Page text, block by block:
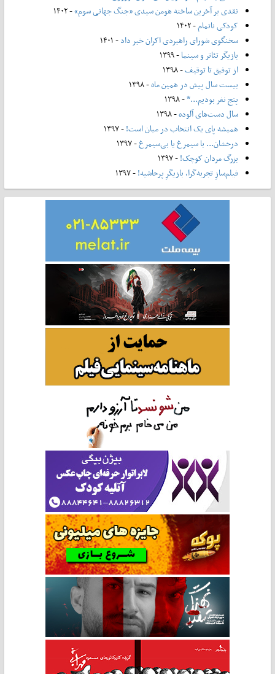
نقدی بر آخرین ساخته هومن سیدی «جنگ جهانی سوم»- ۱۴۰۲
کودکی ناتمام- ۱۴۰۲
سخنگوی شورای راهبردی اکران خبر داد- ۱۴۰۱
بازیگر تئاتر و سینما- ۱۳۹۹
از توفیق تا توقیف- ۱۳۹۸
بیست سال پیش در همین ماه- ۱۳۹۸
پنج نفر بودیم...*- ۱۳۹۸
سال دست‌های آلوده- ۱۳۹۸
همیشه پای یک انتخاب در میان است!- ۱۳۹۷
درخشان... با سیمرغ یا بی‌سیمرغ- ۱۳۹۷
بزرگ مردان کوچک!- ۱۳۹۷
فیلم‌سازِ تجربه‌گرا، بازیگرِ پرحاشیه!- ۱۳۹۷